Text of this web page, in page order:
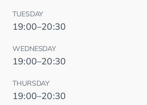
TUESDAY
19:00–20:30
WEDNESDAY
19:00–20:30
THURSDAY
19:00–20:30